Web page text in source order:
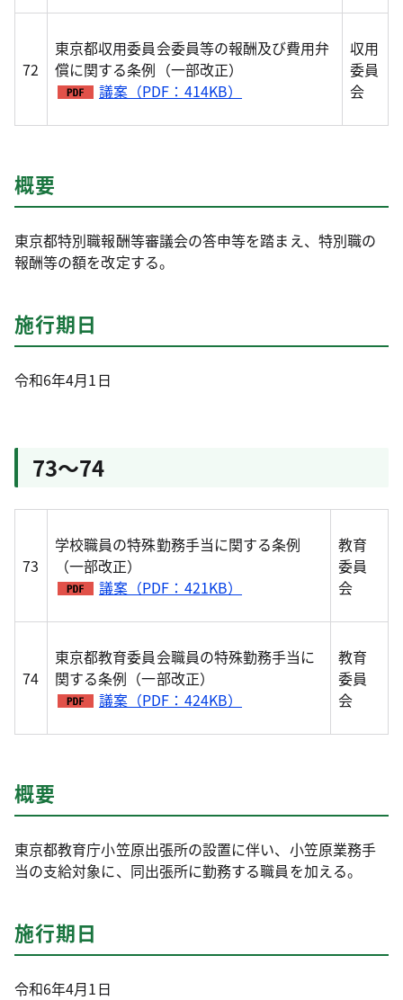
72
東京都収用委員会委員等の報酬及び費用弁
償に関する条例（一部改正）
議案（PDF：414KB）
収用
委員
会
概要
東京都特別職報酬等審議会の答申等を踏まえ、特別職の
報酬等の額を改定する。
施行期日
令和6年4月1日
73～74
73
学校職員の特殊勤務手当に関する条例
（一部改正）
議案（PDF：421KB）
教育
委員
会
74
東京都教育委員会職員の特殊勤務手当に
関する条例（一部改正）
議案（PDF：424KB）
教育
委員
会
概要
東京都教育庁小笠原出張所の設置に伴い、小笠原業務手
当の支給対象に、同出張所に勤務する職員を加える。
施行期日
令和6年4月1日